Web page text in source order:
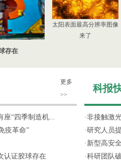
存在
太阳表面最高分辨率图像
来了
更多
>>
座“四季制造机...
疫革命”
认证胶球存在
科报
·非接触激
·研究人员
· 新型高安
·科研团队